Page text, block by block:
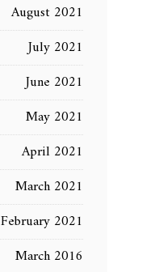
August 2021
July 2021
June 2021
May 2021
April 2021
March 2021
February 2021
March 2016